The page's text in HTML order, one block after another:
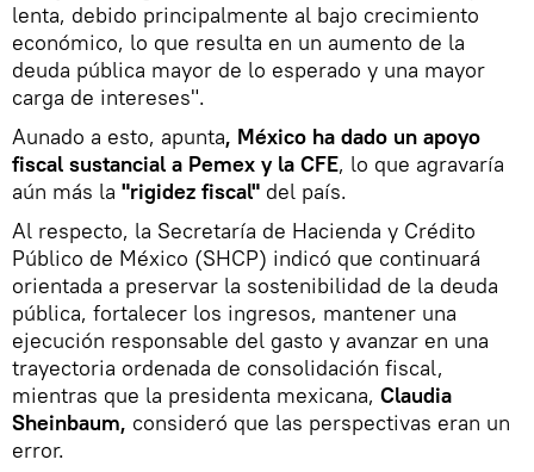
lenta, debido principalmente al bajo crecimiento
económico, lo que resulta en un aumento de la
deuda pública mayor de lo esperado y una mayor
carga de intereses".
Aunado a esto, apunta, México ha dado un apoyo
fiscal sustancial a Pemex y la CFE, lo que agravaría
aún más la "rigidez fiscal" del país.
Al respecto, la Secretaría de Hacienda y Crédito
Público de México (SHCP) indicó que continuará
orientada a preservar la sostenibilidad de la deuda
pública, fortalecer los ingresos, mantener una
ejecución responsable del gasto y avanzar en una
trayectoria ordenada de consolidación fiscal,
mientras que la presidenta mexicana, Claudia
Sheinbaum, consideró que las perspectivas eran un
error.